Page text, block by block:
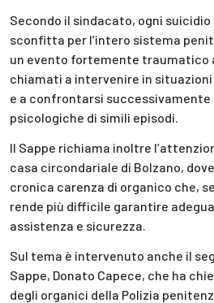
Secondo il sindacato, ogni suicidio
sconfitta per l’intero sistema
un evento fortemente traumatico
chiamati a intervenire in
e a confrontarsi successivamente
psicologiche di simili episodi.
Il Sappe richiama inoltre
casa circondariale di Bolzano,
cronica carenza di organico che,
rende più difficile garantire
assistenza e sicurezza.
Sul tema è intervenuto anche il
Sappe, Donato Capece, che ha
degli organici della Polizia